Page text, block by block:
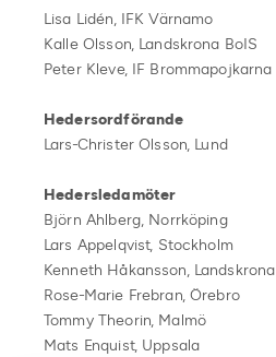
Lisa Lidén, IFK Värnamo
Kalle Olsson, Landskrona BoIS
Peter Kleve, IF Brommapojkarna
Hedersordförande
Lars-Christer Olsson, Lund
Hedersledamöter
Björn Ahlberg, Norrköping
Lars Appelqvist, Stockholm
Kenneth Håkansson, Landskrona
Rose-Marie Frebran, Örebro
Tommy Theorin, Malmö
Mats Enquist, Uppsala